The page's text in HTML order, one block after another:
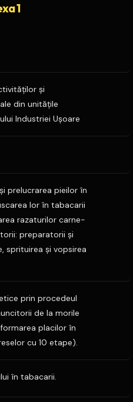
1
şi
din unităţile
Industriei Uşoare
prelucrarea pieilor în
lor în tabacarii
razaturilor carne-
preparatorii şi
sprituirea şi vopsirea
prin procedeul
de la morile
placilor în
cu 10 etape).
în tabacarii.